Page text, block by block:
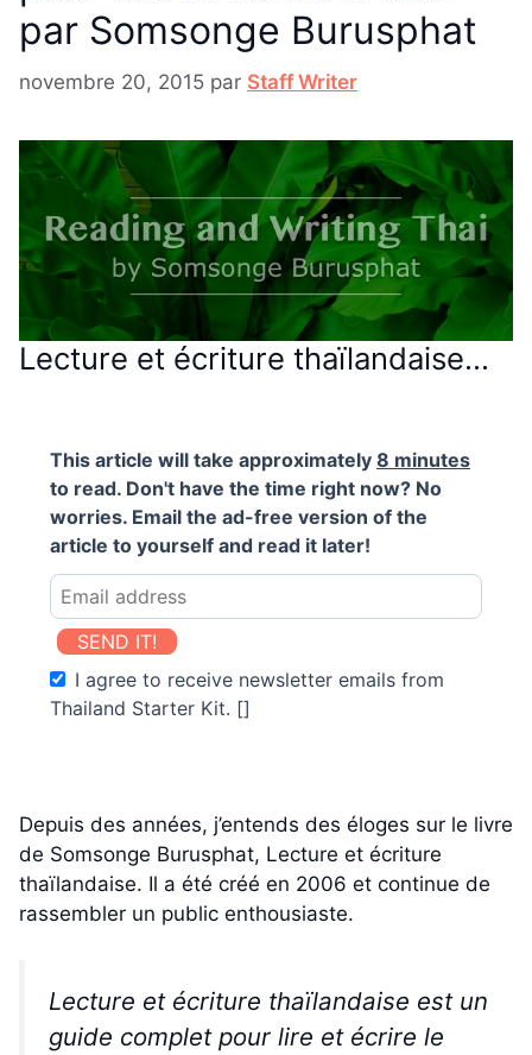
par Somsonge Burusphat
novembre 20, 2015 par Staff Writer
Lecture et écriture thaïlandaise…
This article will take approximately 8 minutes
to read. Don't have the time right now? No
worries. Email the ad-free version of the
article to yourself and read it later!
SEND IT!
I agree to receive newsletter emails from
Thailand Starter Kit. []
Depuis des années, j’entends des éloges sur le livre
de Somsonge Burusphat, Lecture et écriture
thaïlandaise. Il a été créé en 2006 et continue de
rassembler un public enthousiaste.
Lecture et écriture thaïlandaise est un
guide complet pour lire et écrire le